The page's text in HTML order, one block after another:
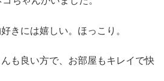
きには嬉しい。ほっこり。
も良い方で、お部屋もキレイで快